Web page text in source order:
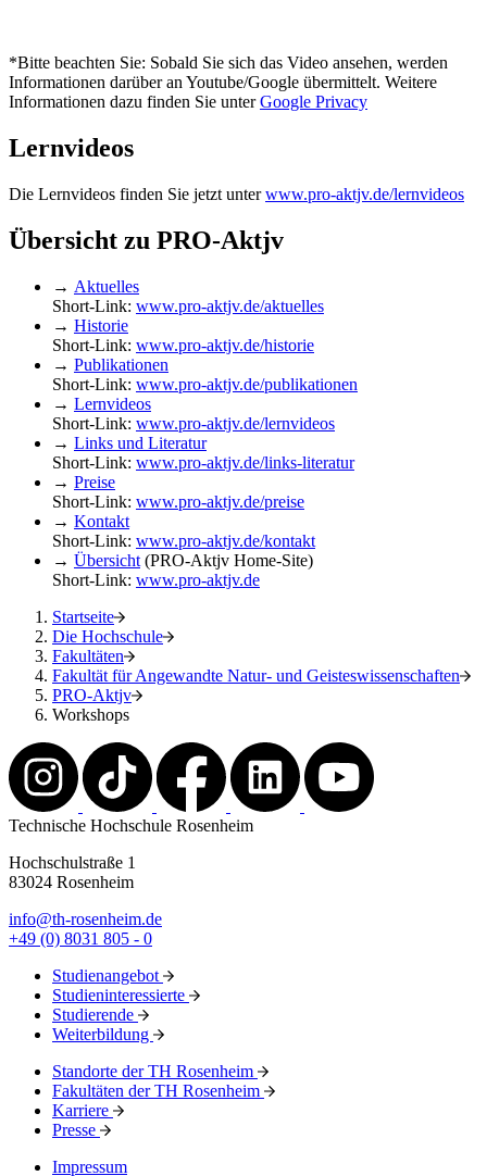
*Bitte beachten Sie: Sobald Sie sich das Video ansehen, werden
Informationen darüber an Youtube/Google übermittelt. Weitere
Informationen dazu finden Sie unterGoogle Privacy
Lernvideos
Die Lernvideos finden Sie jetzt unterwww.pro-aktjv.de/lernvideos
Übersicht zu PRO-Aktjv
→ Aktuelles
Short-Link: www.pro-aktjv.de/aktuelles
→ Historie
Short-Link: www.pro-aktjv.de/historie
→ Publikationen
Short-Link: www.pro-aktjv.de/publikationen
→ Lernvideos
Short-Link: www.pro-aktjv.de/lernvideos
→ Links und Literatur
Short-Link: www.pro-aktjv.de/links-literatur
→ Preise
Short-Link: www.pro-aktjv.de/preise
→ Kontakt
Short-Link: www.pro-aktjv.de/kontakt
→ Übersicht (PRO-Aktjv Home-Site)
Short-Link: www.pro-aktjv.de
Startseite
Die Hochschule
Fakultäten
Fakultät für Angewandte Natur- und Geisteswissenschaften
PRO-Aktjv
Workshops
Technische Hochschule Rosenheim
Hochschulstraße 1
83024 Rosenheim
info@th-rosenheim.de
+49 (0) 8031 805 - 0
Studienangebot
Studieninteressierte
Studierende
Weiterbildung
Standorte der TH Rosenheim
Fakultäten der TH Rosenheim
Karriere
Presse
Impressum